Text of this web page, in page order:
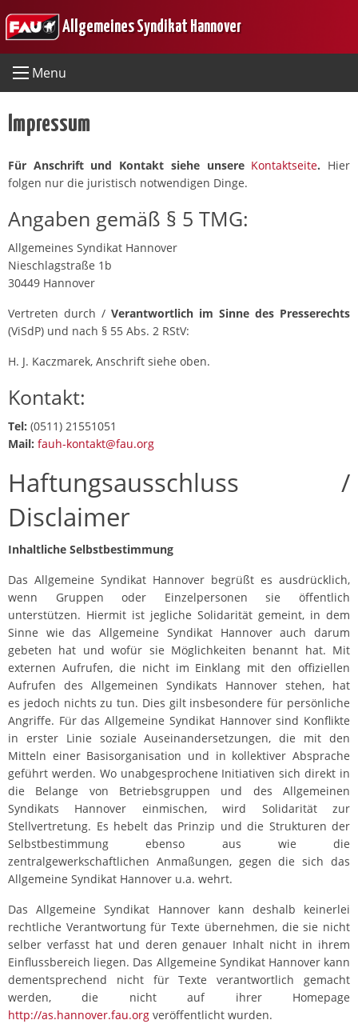
to
Allgemeines Syndikat Hannover
Menu
Impressum
Für Anschrift und Kontakt siehe unsere Kontaktseite. Hier
folgen nur die juristisch notwendigen Dinge.
Angaben gemäß § 5 TMG:
Allgemeines Syndikat Hannover
Nieschlagstraße 1b
30449 Hannover
Vertreten durch / Verantwortlich im Sinne des Presserechts
(ViSdP) und nach § 55 Abs. 2 RStV:
H. J. Kaczmarek, Anschrift siehe oben.
Kontakt:
Tel: (0511) 21551051
Mail: fauh-kontakt@fau.org
Haftungsausschluss /
Disclaimer
Inhaltliche Selbstbestimmung
Das Allgemeine Syndikat Hannover begrüßt es ausdrücklich,
wenn Gruppen oder Einzelpersonen sie öffentlich
unterstützen. Hiermit ist jegliche Solidarität gemeint, in dem
Sinne wie das Allgemeine Syndikat Hannover auch darum
gebeten hat und wofür sie Möglichkeiten benannt hat. Mit
externen Aufrufen, die nicht im Einklang mit den offiziellen
Aufrufen des Allgemeinen Syndikats Hannover stehen, hat
es jedoch nichts zu tun. Dies gilt insbesondere für persönliche
Angriffe. Für das Allgemeine Syndikat Hannover sind Konflikte
in erster Linie soziale Auseinandersetzungen, die mit den
Mitteln einer Basisorganisation und in kollektiver Absprache
geführt werden. Wo unabgesprochene Initiativen sich direkt in
die Belange von Betriebsgruppen und des Allgemeinen
Syndikats Hannover einmischen, wird Solidarität zur
Stellvertretung. Es hebelt das Prinzip und die Strukturen der
Selbstbestimmung ebenso aus wie die
zentralgewerkschaftlichen Anmaßungen, gegen die sich das
Allgemeine Syndikat Hannover u.a. wehrt.
Das Allgemeine Syndikat Hannover kann deshalb keinerlei
rechtliche Verantwortung für Texte übernehmen, die sie nicht
selber verfasst hat und deren genauer Inhalt nicht in ihrem
Einflussbereich liegen. Das Allgemeine Syndikat Hannover kann
dementsprechend nicht für Texte verantwortlich gemacht
werden, die nicht auf ihrer Homepage
http://as.hannover.fau.org veröffentlicht wurden.